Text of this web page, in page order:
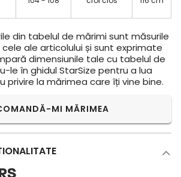
din tabelul de mărimi sunt măsurile
cele ale articolului și sunt exprimate
dimensiunile tale cu tabelul de
le în ghidul StarSize pentru a lua
privire la mărimea care îți vine bine.
MI MĂRIMEA